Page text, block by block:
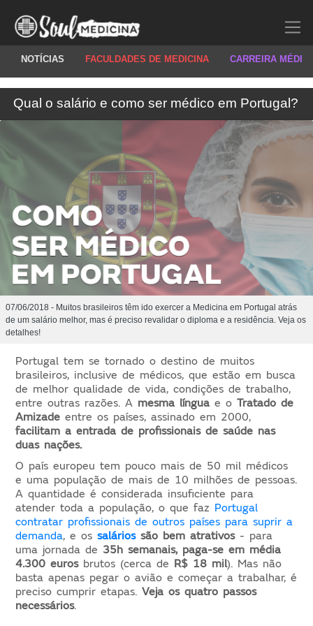
NOTÍCIAS FACULDADES DE MEDICINA CARREIRA
Qual o salário e como ser médico em Portugal?
07/06/2018 - Muitos brasileiros têm ido exercer a Medicina em Portugal atrás
de um salário melhor, mas é preciso revalidar o diploma e a residência. Veja os
detalhes!
Portugal tem se tornado o destino de muitos
brasileiros, inclusive de médicos, que estão em busca
de melhor qualidade de vida, condições de trabalho,
entre outras razões. A mesma língua e oTratado de
Amizade entre os países, assinado em 2000,
facilitam a entrada de profissionais de saúde nas
duas nações.
O país europeu tem pouco mais de 50 mil médicos
e uma população de mais de 10 milhões de pessoas.
A quantidade é considerada insuficiente para
atender toda a população, o que faz Portugal
contratar profissionais de outros países para suprir a
demanda, e ossaláriossão bem atrativos- para
uma jornada de 35h semanais, paga-se em média
4.300 eurosbrutos (cerca de R$ 18 mil). Mas não
basta apenas pegar o avião e começar a trabalhar, é
preciso cumprir etapas.Veja os quatro passos
necessários.